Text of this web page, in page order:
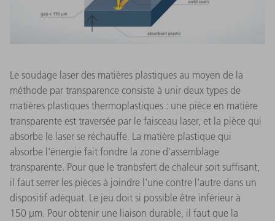
Le soudage laser des matières plastiques au moyen de la
méthode par transparence consiste à unir deux types de
matières plastiques thermoplastiques : une pièce en matière
transparente est traversée par le faisceau laser, et la pièce qui
absorbe le laser se réchauffe. La matière plastique qui
absorbe l'énergie fait fondre la zone d'assemblage
transparente. Pour que le tranbsfert de chaleur soit suffisant,
il faut serrer les pièces à joindre l'une contre l'autre dans un
dispositif adéquat. Le jeu doit si possible être inférieur à
150 μm. Pour obtenir une liaison durable, il faut que la